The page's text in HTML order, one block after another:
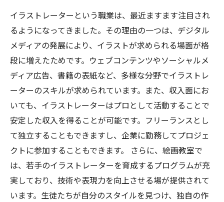
成功の秘訣
イラスト市場の変化を追う：新たな収入源を見
つける
アートの力で未来を切り拓く：イラストレータ
ーとしての歩み
イラストレーターという職業は、最近ますます注目され
るようになってきました。その理由の一つは、デジタル
メディアの発展により、イラストが求められる場面が格
段に増えたためです。ウェブコンテンツやソーシャルメ
ディア広告、書籍の表紙など、多様な分野でイラストレ
ーターのスキルが求められています。また、収入面にお
いても、イラストレーターはプロとして活動することで
安定した収入を得ることが可能です。フリーランスとし
て独立することもできますし、企業に勤務してプロジェ
クトに参加することもできます。 さらに、絵画教室で
は、若手のイラストレーターを育成するプログラムが充
実しており、技術や表現力を向上させる場が提供されて
います。生徒たちが自分のスタイルを見つけ、独自の作